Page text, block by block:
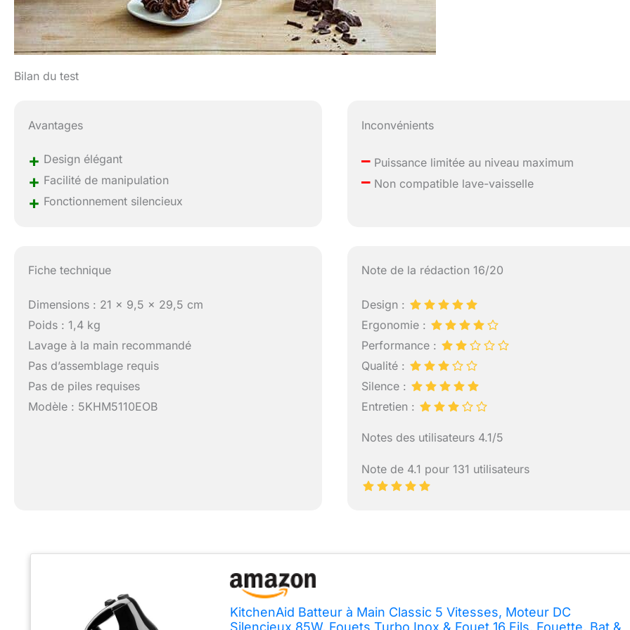
Bilan du test
Avantages
+ Design élégant
+ Facilité de manipulation
+ Fonctionnement silencieux
Inconvénients
– Puissance limitée au niveau maximum
– Non compatible lave-vaisselle
Fiche technique
Dimensions : 21 x 9,5 x 29,5 cm
Poids : 1,4 kg
Lavage à la main recommandé
Pas d’assemblage requis
Pas de piles requises
Modèle : 5KHM5110EOB
Note de la rédaction 16/20
Design :
Ergonomie :
Performance :
Qualité :
Silence :
Entretien :
Notes des utilisateurs 4.1/5
Note de 4.1 pour 131 utilisateurs
KitchenAid Batteur à Main Classic 5 Vitesses, Moteur DC